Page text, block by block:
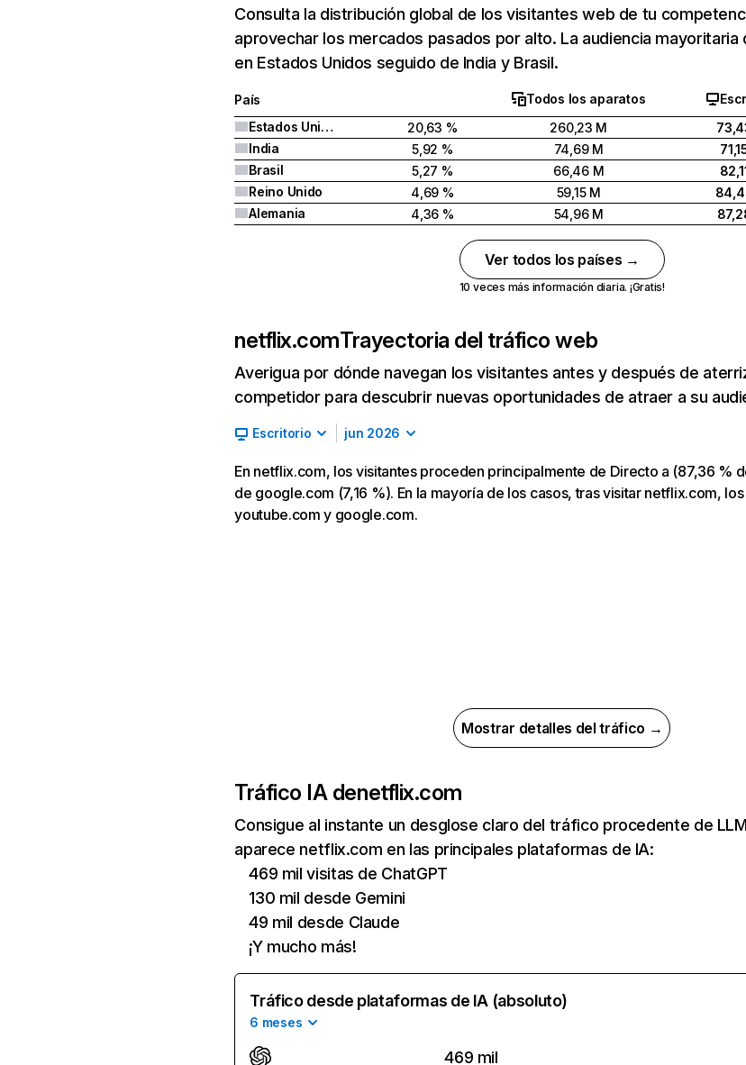
Consulta la distribución global de los visitantes web de tu
aprovechar los mercados pasados por alto. La audiencia
en Estados Unidos seguido de India y Brasil.
País Todos los aparatos
Estados Unidos
20,63 % 260,23 M
India
5,92 % 74,69 M
Brasil
5,27 % 66,46 M
Reino Unido
4,69 % 59,15 M
Alemania
4,36 % 54,96 M
Ver todos los países →
10 veces más información diaria. ¡Gratis!
netflix.comTrayectoria del tráfico web
Averigua por dónde navegan los visitantes antes y después de
competidor para descubrir nuevas oportunidades de atraer a su
Escritorio jun 2026
En netflix.com, los visitantes proceden principalmente de Directo a (87,36 %
de google.com (7,16 %). En la mayoría de los casos, tras visitar netflix.com,
youtube.com y google.com.
Mostrar detalles del tráfico →
Tráfico IA denetflix.com
Consigue al instante un desglose claro del tráfico procedente de
aparece netflix.com en las principales plataformas de IA:
469 mil visitas de ChatGPT
130 mil desde Gemini
49 mil desde Claude
¡Y mucho más!
Tráfico desde plataformas de IA (absoluto)
6 meses
469 mil